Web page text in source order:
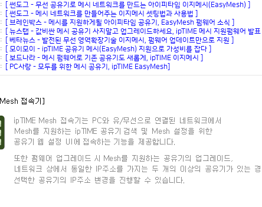
:
[ 썬도그 - 무선 공유기로 메시 네트워크를 만드는 아이피타임 이지메시(EasyMesh) ]
:
[ 썬도그 - 메시 네트워크를 만들어주는 이지메시 셋팅법과 사용법 ]
:
[ 브레인박스 - 메시를 지원하게될 아이피타임 공유기, EasyMesh 펌웨어 소식 ]
:
[ 뉴스탭 - 값비싼 메시 공유기 사지말고 업그레이드하세요, ipTIME 메시 지원펌웨어 발표 ]
:
[ 베타뉴스 - 발전된 무선 영역확장기술 이지메시, 펌웨어 업데이트만으로 지원 ]
:
[ 모이모이 - ipTIME 공유기 메시(EasyMesh) 지원으로 가성비를 잡다 ]
:
[ 보드나라 - 메시 펌웨어로 기존 공유기도 새롭게, ipTIME 이지메시 ]
: [ PC사랑 - 모두를 위한 메시 공유기, ipTIME EasyMesh]